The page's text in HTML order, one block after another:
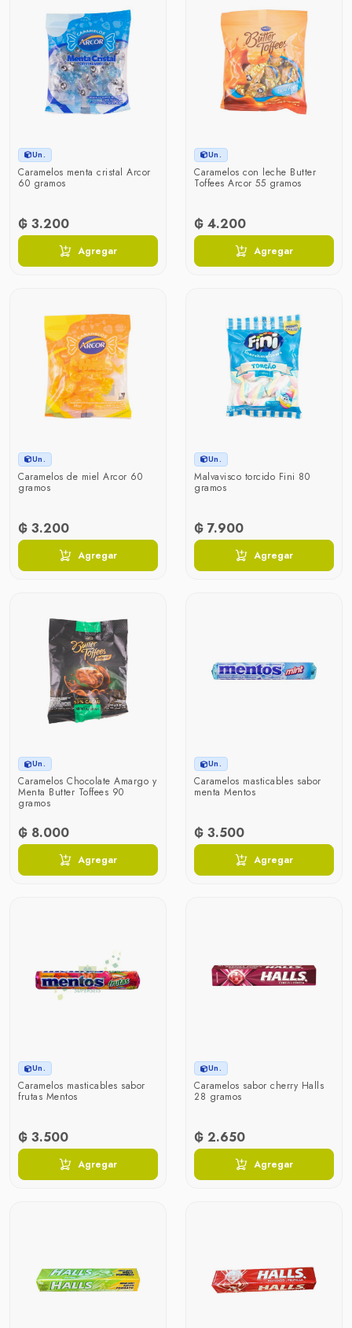
Un.
Caramelos menta cristal Arcor
60 gramos
₲ 3.200
Agregar
Un.
Caramelos con leche Butter
Toffees Arcor 55 gramos
₲ 4.200
Agregar
Un.
Caramelos de miel Arcor 60
gramos
₲ 3.200
Agregar
Un.
Malvavisco torcido Fini 80
gramos
₲ 7.900
Agregar
Un.
Caramelos Chocolate Amargo y
Menta Butter Toffees 90
gramos
₲ 8.000
Agregar
Un.
Caramelos masticables sabor
menta Mentos
₲ 3.500
Agregar
Un.
Caramelos masticables sabor
frutas Mentos
₲ 3.500
Agregar
Un.
Caramelos sabor cherry Halls
28 gramos
₲ 2.650
Agregar